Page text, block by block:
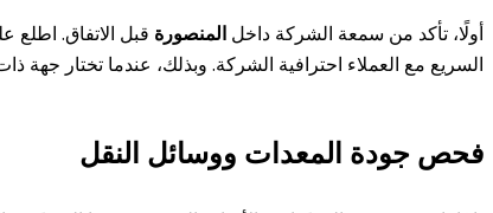
أولًا، تأكد من سمعة الشركة داخل المنصورة قبل الاتفاق. اطلع
السريع مع العملاء احترافية الشركة. وبذلك، عندما تختار
فحص جودة المعدات ووسائل النقل